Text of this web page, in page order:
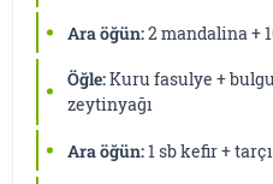
Ara öğün:2 mandalina +
Öğle:Kuru fasulye +
zeytinyağı
Ara öğün:1 sb kefir +